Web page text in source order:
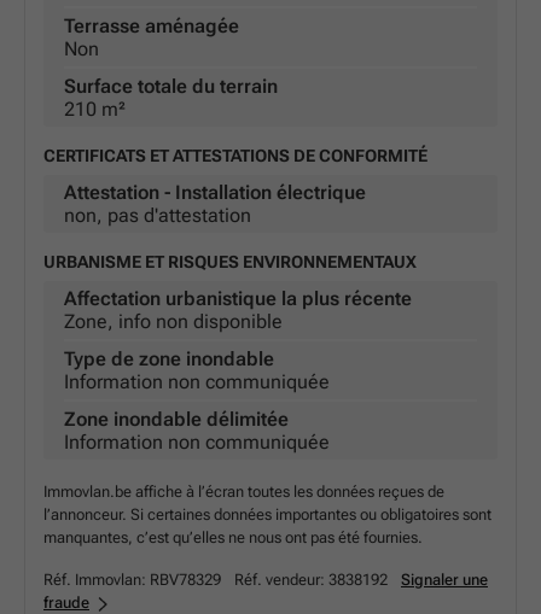
Terrasse aménagée
Non
Surface totale du terrain
210 m²
CERTIFICATS ET ATTESTATIONS DE CONFORMITÉ
Attestation - Installation électrique
non, pas d'attestation
URBANISME ET RISQUES ENVIRONNEMENTAUX
Affectation urbanistique la plus récente
Zone, info non disponible
Type de zone inondable
Information non communiquée
Zone inondable délimitée
Information non communiquée
Immovlan.be affiche à l’écran toutes les données reçues de
l’annonceur. Si certaines données importantes ou obligatoires sont
manquantes, c’est qu’elles ne nous ont pas été fournies.
Réf. Immovlan: RBV78329 Réf. vendeur: 3838192
Signaler une
fraude